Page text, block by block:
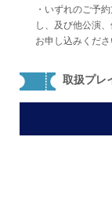
・いずれのご予
し、及び他公演
お申し込みくださ
取扱プレ